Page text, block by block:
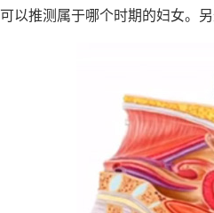
以推测属于哪个时期的妇女。